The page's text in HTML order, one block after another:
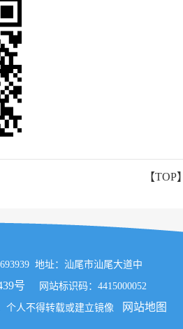
【TOP】
地址：汕尾市汕尾大道中
号 网站标识码：4415000052
个人不得转载或建立镜像 网站地图